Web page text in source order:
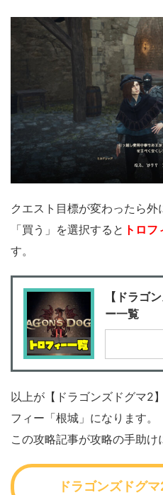
クエスト目標が変わったら外
「買う」を選択すると トロフ
す。
【ドラゴ
ー一覧
以上が【ドラゴンズドグマ2
フィー「根城」になります。
この攻略記事が攻略の手助け
ドラゴンズドグ